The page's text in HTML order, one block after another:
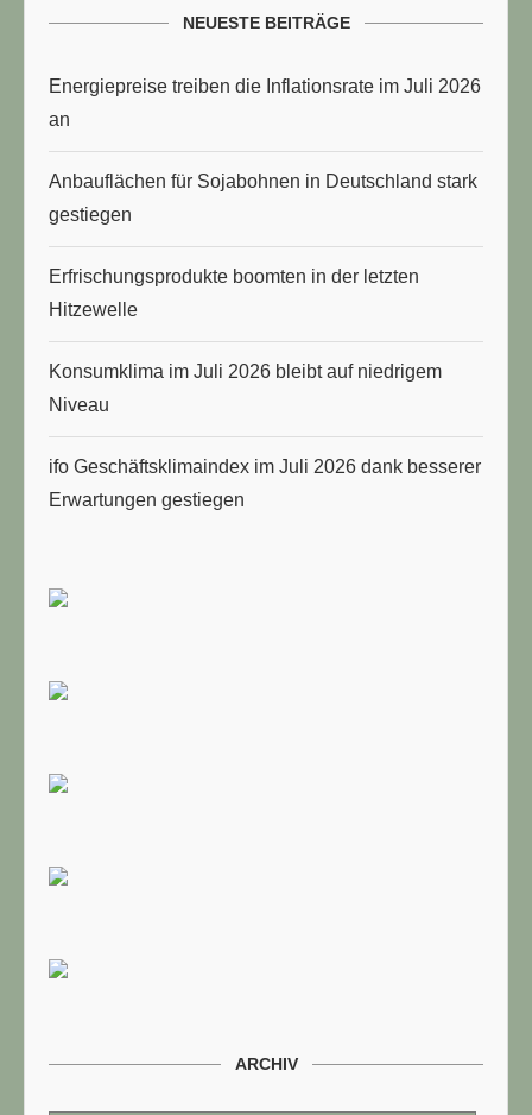
NEUESTE BEITRÄGE
Energiepreise treiben die Inflationsrate im Juli 2026
an
Anbauflächen für Sojabohnen in Deutschland stark
gestiegen
Erfrischungsprodukte boomten in der letzten
Hitzewelle
Konsumklima im Juli 2026 bleibt auf niedrigem
Niveau
ifo Geschäftsklimaindex im Juli 2026 dank besserer
Erwartungen gestiegen
ARCHIV